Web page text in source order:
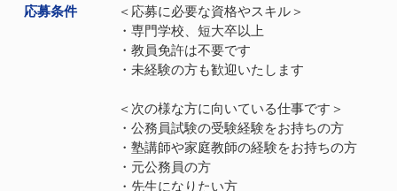
応募条件
＜応募に必要な資格やスキル＞
・専門学校、短大卒以上
・教員免許は不要です
・未経験の方も歓迎いたします
＜次の様な方に向いている仕事です＞
・公務員試験の受験経験をお持ちの方
・塾講師や家庭教師の経験をお持ちの方
・元公務員の方
・先生になりたい方